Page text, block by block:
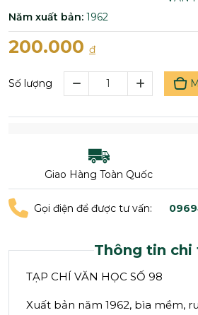
Năm xuất bản: 1962
200.000 đ
Số lượng
Giao Hàng Toàn Quốc
Gọi điện để được tư vấn:
Thông tin
TẠP CHÍ VĂN HỌC SỐ 98
Xuất bản năm 1962, bìa mềm,